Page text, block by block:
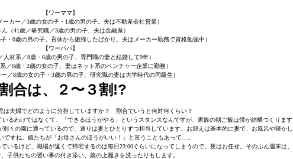
【ワーママ】
ーカー／3歳の女の子・1歳の男の子。夫は不動産会社営業）
ん（41歳／研究職／3歳の男の子、夫は金融系）
・0歳の男の子、育休から復帰したばかり。夫はメーカー勤務で資格勉強中）
【ワーパパ】
人材系／8歳・6歳の男の子、専門職の妻と結婚して9年）
／6歳・2歳の女の子、妻はネット系のベンチャー企業に勤務）
／8歳の女の子・3歳の男の子、研究職の妻は大学時代の同級生）
合は、２〜３割!?
は夫婦でどのように分担していますか？ 割合でいうと何対何くらい？
るわけではなくて、「できるほうがやる」というスタンスなんですが、家族の朝ご飯は僕が結構つくります
々の園に通っているので、送りは妻とひとりずつ担当しています。お迎えは基本的に妻で、お風呂や寝かし
ですね。娘たちが「お母さんのほうがいい！」と言うこともあって…。
いるけど、職場が遠くて帰宅するのは毎日23:00ぐらいになってしまうので、夜はお任せ。そのぶん週末は、
子供たちの習い事の付き添い、娘の上履きを洗ったりもします。